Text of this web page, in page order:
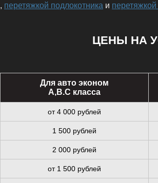
, перетяжкой подлокотника и перетяжкой
ЦЕНЫ НА
Для авто эконом
A,B.C класса
от 4 000 рублей
1 500 рублей
2 000 рублей
от 1 500 рублей